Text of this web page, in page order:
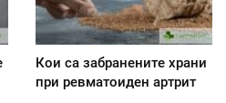
Кои са забранените храни
при ревматоиден артрит